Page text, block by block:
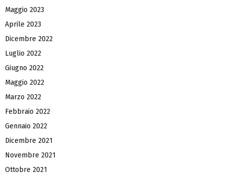
Maggio 2023
Aprile 2023
Dicembre 2022
Luglio 2022
Giugno 2022
Maggio 2022
Marzo 2022
Febbraio 2022
Gennaio 2022
Dicembre 2021
Novembre 2021
Ottobre 2021